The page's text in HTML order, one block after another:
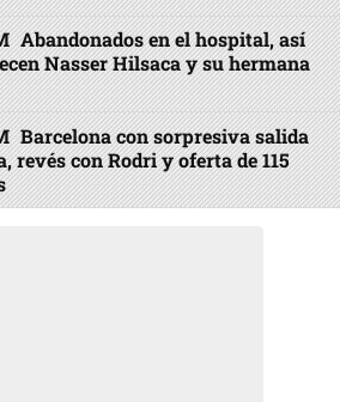
Abandonados en el hospital, así
Nasser Hilsaca y su hermana
Barcelona con sorpresiva salida
revés con Rodri y oferta de 115